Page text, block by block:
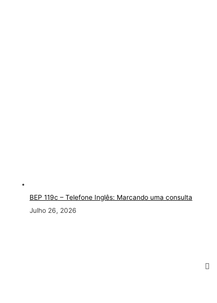
BEP 119c – Telefone Inglês: Marcando uma consulta
Julho 26, 2026